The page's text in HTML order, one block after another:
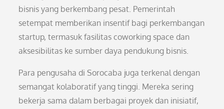
bisnis yang berkembang pesat. Pemerintah
setempat memberikan insentif bagi perkembangan
startup, termasuk fasilitas coworking space dan
aksesibilitas ke sumber daya pendukung bisnis.
Para pengusaha di Sorocaba juga terkenal dengan
semangat kolaboratif yang tinggi. Mereka sering
bekerja sama dalam berbagai proyek dan inisiatif,